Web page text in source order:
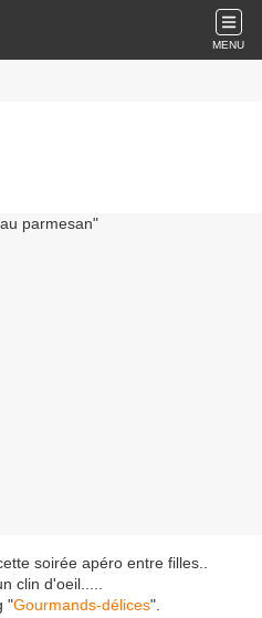
MENU
soirée apéro entre filles..
clin d'oeil.....
"Gourmands-délices".